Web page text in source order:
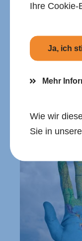
Ihre Cookie-
Ja, ich
Mehr
Wie wir
Sie in
Einführung